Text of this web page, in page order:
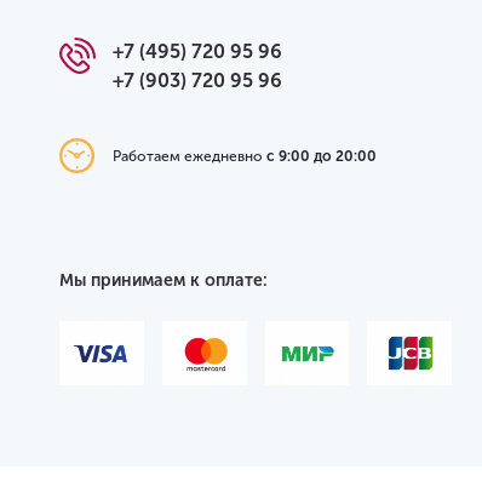
+7 (495) 720 95 96
+7 (903) 720 95 96
Работаем ежедневнос 9:00 до 20:00
Мы принимаем к оплате: